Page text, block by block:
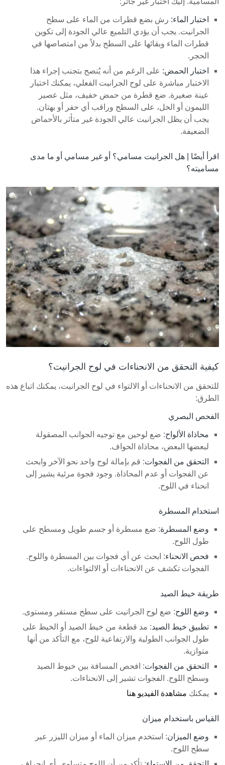
اختبار الماء: رش بضع قطرات من الماء على سطح
الجرانيت. يجب أن يؤدي التلميع عالي الجودة إلى تكوين
قطرات الماء وبقائها على السطح بدلاً من امتصاصها في
الحجر.
اختبار الحمض: على الرغم من أنه يُنصح بتجنب إجراء هذا
الاختبار مباشرة على لوح الجرانيت الفعلي، يمكنك اختبار
عينة صغيرة. ضع قطرة من حمض خفيف، مثل عصير
الليمون أو الخل، على السطح وراقب أي حفر أو بهتان.
يجب أن يظل الجرانيت عالي الجودة غير متأثر بالأحماض
الضعيفة.
اقرأ أيضًا | هل الجرانيت مسامي؟ أو غير مسامي أو ما مدى
مساميته؟
كيفية التحقق من الانحناءات في لوح الجرانيت؟
للتحقق من الانحناءات أو الالتواء في لوح الجرانيت، يمكنك اتباع هذه
الطرق:
الفحص البصري
محاذاة الألواح: ضع لوحين مع توجيه الجوانب المصقولة
لبعضها البعض، محاذاة الحواف.
التحقق من الفجوات: قم بإمالة لوح واحد نحو الآخر وابحث
عن الفجوات أو عدم المحاذاة. وجود فجوة مرئية يشير إلى
انحناء في اللوح.
استخدام المسطرة
وضع المسطرة: ضع مسطرة أو جسم طويل ومسطح على
طول اللوح.
فحص الانحناء: ابحث عن أي فجوات بين المسطرة واللوح.
الفجوات تكشف عن الانحناءات أو الالتواءات.
طريقة خيط الصيد
وضع اللوح: ضع لوح الجرانيت على سطح مستقر ومستوى.
تطبيق خيط الصيد: مد قطعة من خيط الصيد أو الخيط على
طول الجوانب الطولية والارتفاعية للوح، مع التأكد من أنها
متوازية.
التحقق من الفجوات: افحص المسافة بين خيوط الصيد
وسطح اللوح. الفجوات تشير إلى الانحناءات.
يمكنك مشاهدة الفيديو هنا
القياس باستخدام ميزان
وضع الميزان: استخدم ميزان الماء أو ميزان الليزر عبر
سطح اللوح.